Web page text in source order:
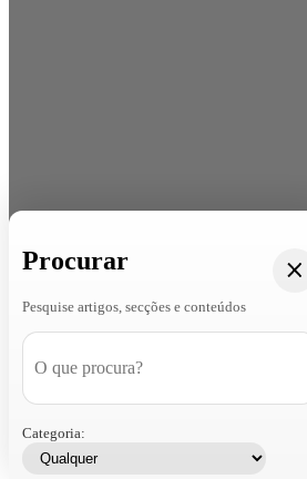
Procurar
Pesquise artigos, secções e conteúdos
Categoria: